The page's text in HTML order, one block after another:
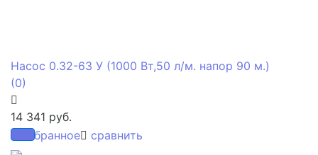
избранное сравнить
Насос 0.32-63 У (1000 Вт,50 л/м. напор 90 м.)
(0)
14 341 руб.